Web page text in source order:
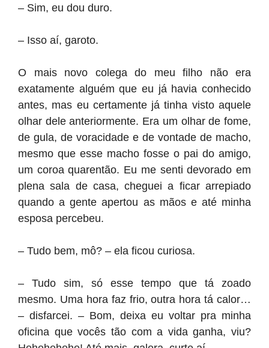
– Sim, eu dou duro.
– Isso aí, garoto.
O mais novo colega do meu filho não era
exatamente alguém que eu já havia conhecido
antes, mas eu certamente já tinha visto aquele
olhar dele anteriormente. Era um olhar de fome,
de gula, de voracidade e de vontade de macho,
mesmo que esse macho fosse o pai do amigo,
um coroa quarentão. Eu me senti devorado em
plena sala de casa, cheguei a ficar arrepiado
quando a gente apertou as mãos e até minha
esposa percebeu.
– Tudo bem, mô? – ela ficou curiosa.
– Tudo sim, só esse tempo que tá zoado
mesmo. Uma hora faz frio, outra hora tá calor…
– disfarcei. – Bom, deixa eu voltar pra minha
oficina que vocês tão com a vida ganha, viu?